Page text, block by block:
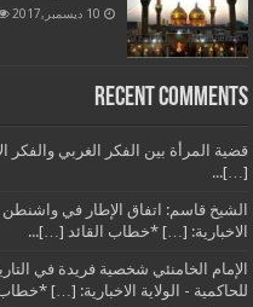
10 ديسمبر,2017
Recent Comments
قضية المرأة بين الفكر الغربي والفكر
[…]...
الشيخ قاسم: اتفاق الإطار في واشنطن
الاخبارية: […] *خطاب القائد […]...
الإمام الخامنئي شخصية فريدة في
للحاكمية - الولاية الاخبارية: […]